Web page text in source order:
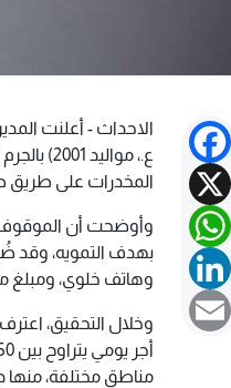
Facebook
X
WhatsApp
LinkedIn
Email
الاحداث - أعلنت
ع.،
المخدرات على طريق
وأوضحت أن الموقوف
بهدف التمويه، وقد
وهاتف خلوي، ومبلغ
وخلال التحقيق،
مناطق مختلفة، منها